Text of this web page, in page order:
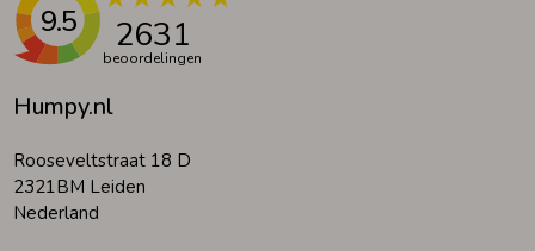
Humpy.nl
Rooseveltstraat 18 D
2321BM Leiden
Nederland
9.5 2631
beoordelingen